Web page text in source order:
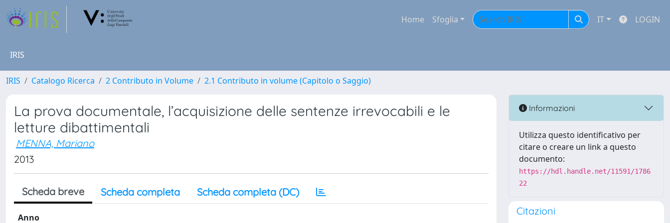
Home Sfoglia IT LOGIN
IRIS
IRIS Catalogo Ricerca 2 Contributo in Volume 2.1 Contributo in volume (Capitolo o Saggio)
La prova documentale, l’acquisizione delle sentenze irrevocabili e le
letture dibattimentali
MENNA, Mariano
2013
Scheda breve Scheda completa Scheda completa (DC)
Anno
Informazioni
Utilizza questo identificativo per
citare o creare un link a questo
documento:
https://hdl.handle.net/11591/1786
22
Citazioni